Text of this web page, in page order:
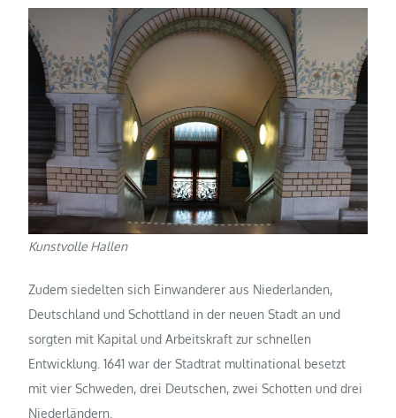
Kunstvolle Hallen
Zudem siedelten sich Einwanderer aus Niederlanden,
Deutschland und Schottland in der neuen Stadt an und
sorgten mit Kapital und Arbeitskraft zur schnellen
Entwicklung. 1641 war der Stadtrat multinational besetzt
mit vier Schweden, drei Deutschen, zwei Schotten und drei
Niederländern.